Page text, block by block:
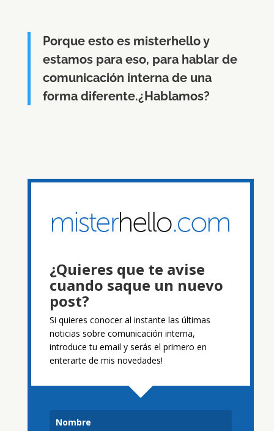
Porque esto es misterhello y
estamos para eso, para hablar de
comunicación interna de una
forma diferente.¿Hablamos?
¿Quieres que te avise
cuando saque un nuevo
post?
Si quieres conocer al instante las últimas
noticias sobre comunicación interna,
introduce tu email y serás el primero en
enterarte de mis novedades!